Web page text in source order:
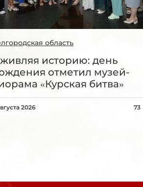
область
историю: день
отметил музей-
«Курская битва»
2026 73